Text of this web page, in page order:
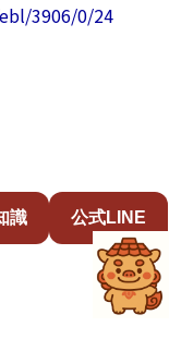
3906/0/24
識 公式LINE